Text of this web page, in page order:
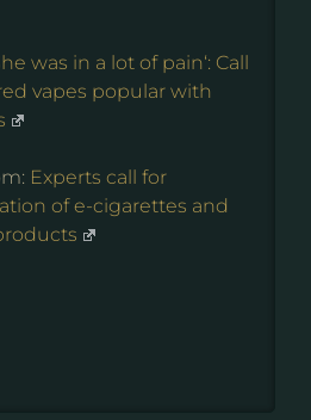
was in a lot of pain‘: Call
vapes popular with
Experts call for
of e-cigarettes and